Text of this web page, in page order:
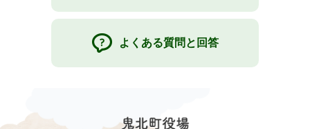
よくある質問と回答